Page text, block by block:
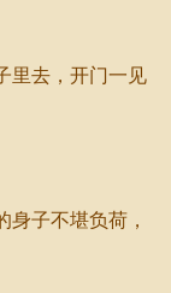
去，开门一见
子不堪负荷，